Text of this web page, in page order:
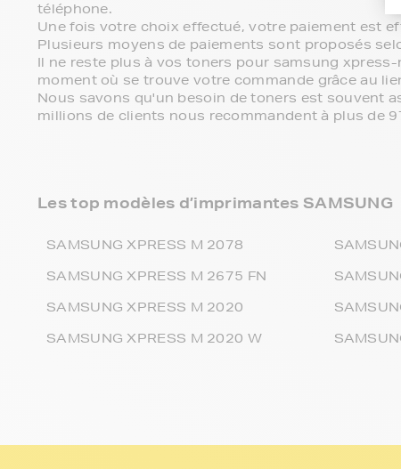
téléphone.
Une fois votre choix effectué, votre paiement est
Plusieurs moyens de paiements sont proposés
Il ne reste plus à vos toners pour samsung
moment où se trouve votre commande grâce au
Nous savons qu'un besoin de toners est souvent
millions de clients nous recommandent à plus de
Les top modèles d’imprimantes SAMSUNG
SAMSUNG XPRESS M 2078
SAMSUNG XPRESS M 2675 FN
SAMSUNG XPRESS M 2020
SAMSUNG XPRESS M 2020 W